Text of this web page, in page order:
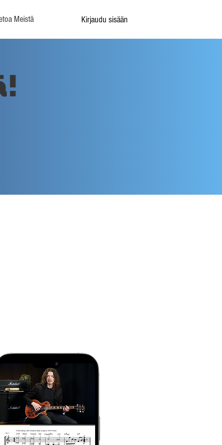
Meistä Kirjaudu sisään